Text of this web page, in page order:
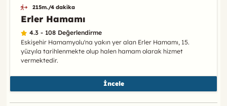
215m./4 dakika
Erler Hamamı
4.3 - 108 Değerlendirme
Eskişehir Hamamyolu'na yakın yer alan Erler Hamamı, 15.
yüzyıla tarihlenmekte olup halen hamam olarak hizmet
vermektedir.
İncele